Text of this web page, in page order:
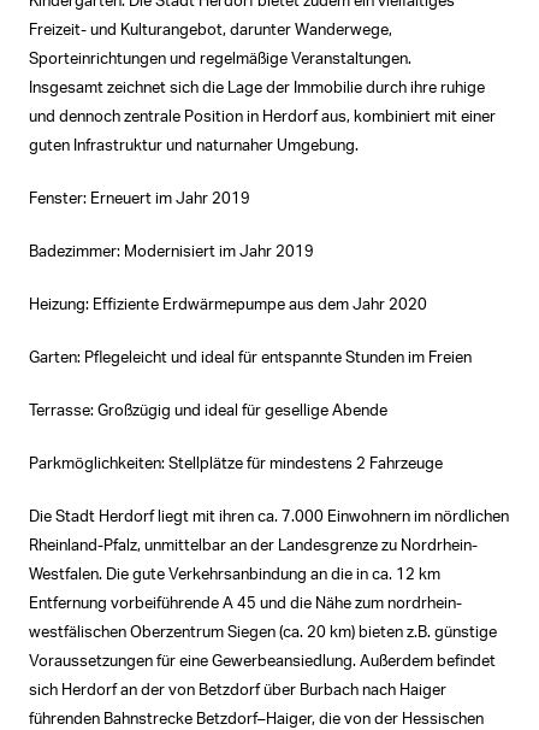
Freizeit- und Kulturangebot, darunter Wanderwege,
Sporteinrichtungen und regelmäßige Veranstaltungen.
Insgesamt zeichnet sich die Lage der Immobilie durch ihre ruhige
und dennoch zentrale Position in Herdorf aus, kombiniert mit einer
guten Infrastruktur und naturnaher Umgebung.
Fenster: Erneuert im Jahr 2019
Badezimmer: Modernisiert im Jahr 2019
Heizung: Effiziente Erdwärmepumpe aus dem Jahr 2020
Garten: Pflegeleicht und ideal für entspannte Stunden im Freien
Terrasse: Großzügig und ideal für gesellige Abende
Parkmöglichkeiten: Stellplätze für mindestens 2 Fahrzeuge
Die Stadt Herdorf liegt mit ihren ca. 7.000 Einwohnern im nördlichen
Rheinland-Pfalz, unmittelbar an der Landesgrenze zu Nordrhein-
Westfalen. Die gute Verkehrsanbindung an die in ca. 12 km
Entfernung vorbeiführende A 45 und die Nähe zum nordrhein-
westfälischen Oberzentrum Siegen (ca. 20 km) bieten z.B. günstige
Voraussetzungen für eine Gewerbeansiedlung. Außerdem befindet
sich Herdorf an der von Betzdorf über Burbach nach Haiger
führenden Bahnstrecke Betzdorf–Haiger, die von der Hessischen